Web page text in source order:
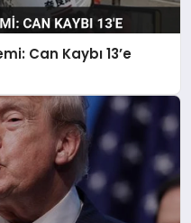
Can Kaybı 13’e